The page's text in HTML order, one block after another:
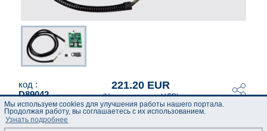
код :
D89042
221.20 EUR
(Цены указаны с НДС)
Мы используем cookies для улучшения работы нашего портала.
Продолжая работу, вы соглашаетесь с их использованием.
Узнать подробнее